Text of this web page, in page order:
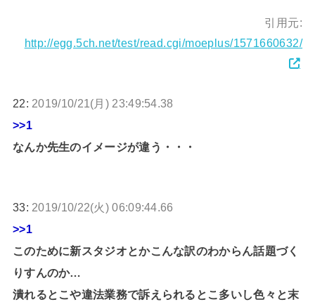
引用元:
http://egg.5ch.net/test/read.cgi/moeplus/1571660632/
22: 2019/10/21(月) 23:49:54.38
>>1
なんか先生のイメージが違う・・・
33: 2019/10/22(火) 06:09:44.66
>>1
このために新スタジオとかこんな訳のわからん話題づく
りすんのか…
潰れるとこや違法業務で訴えられるとこ多いし色々と末